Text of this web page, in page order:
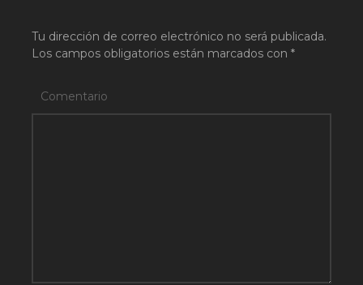
Tu dirección de correo electrónico no será publicada.
Los campos obligatorios están marcados con *
Comentario